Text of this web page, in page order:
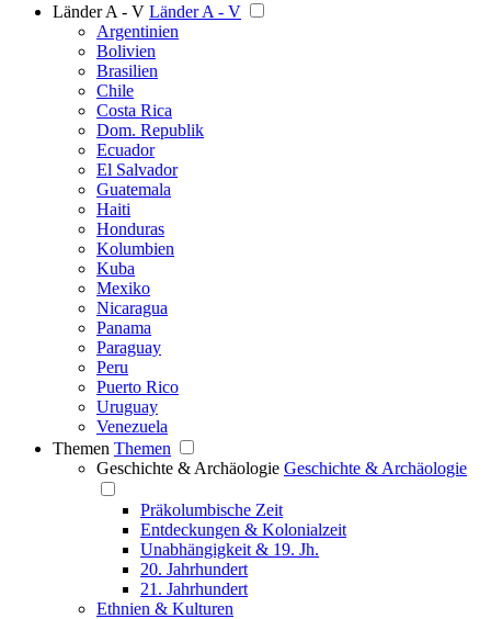
Länder A - V Länder A - V
Argentinien
Bolivien
Brasilien
Chile
Costa Rica
Dom. Republik
Ecuador
El Salvador
Guatemala
Haiti
Honduras
Kolumbien
Kuba
Mexiko
Nicaragua
Panama
Paraguay
Peru
Puerto Rico
Uruguay
Venezuela
Themen Themen
Geschichte & Archäologie Geschichte & Archäologie
Präkolumbische Zeit
Entdeckungen & Kolonialzeit
Unabhängigkeit & 19. Jh.
20. Jahrhundert
21. Jahrhundert
Ethnien & Kulturen